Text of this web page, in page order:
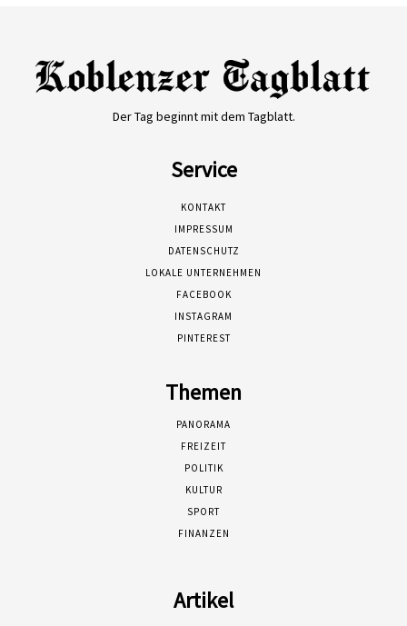
Der Tag beginnt mit dem Tagblatt.
Service
KONTAKT
IMPRESSUM
DATENSCHUTZ
LOKALE UNTERNEHMEN
FACEBOOK
INSTAGRAM
PINTEREST
Themen
PANORAMA
FREIZEIT
POLITIK
KULTUR
SPORT
FINANZEN
Artikel